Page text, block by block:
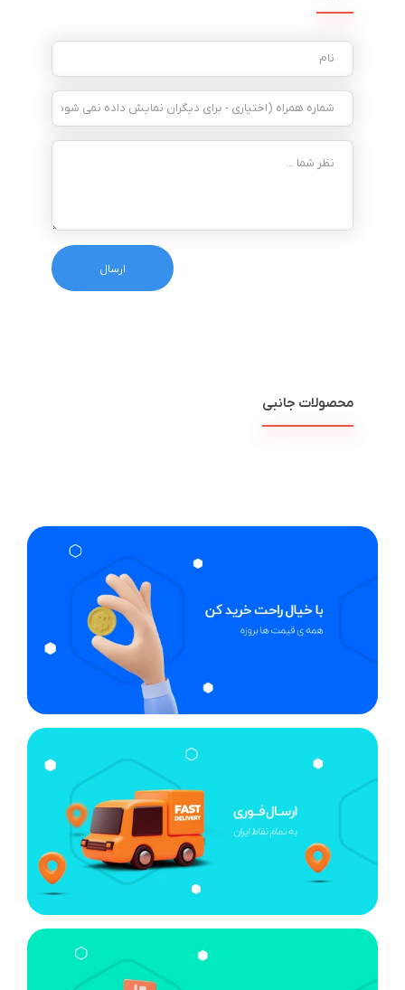
محصولات جانبی